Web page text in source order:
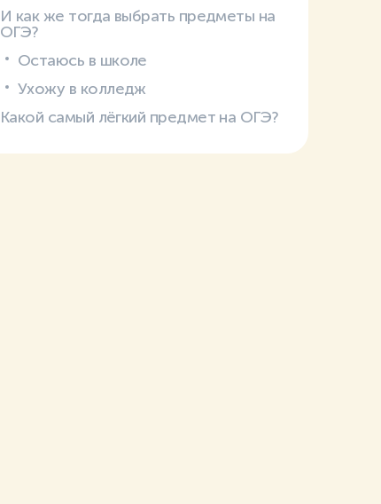
И как же тогда выбрать предметы на
ОГЭ?
Остаюсь в школе
Ухожу в колледж
Какой самый лёгкий предмет на ОГЭ?